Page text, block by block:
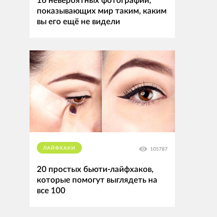
показывающих мир таким, каким
вы его ещё не видели
ЛАЙФХАКИ 105787
20 простых бьюти-лайфхаков,
которые помогут выглядеть на
все 100